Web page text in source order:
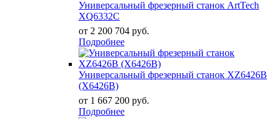
Универсальный фрезерный станок ArtTech
XQ6332C
от 2 200 704 руб.
Подробнее
Универсальный фрезерный станок XZ6426B
(X6426B)
от 1 667 200 руб.
Подробнее